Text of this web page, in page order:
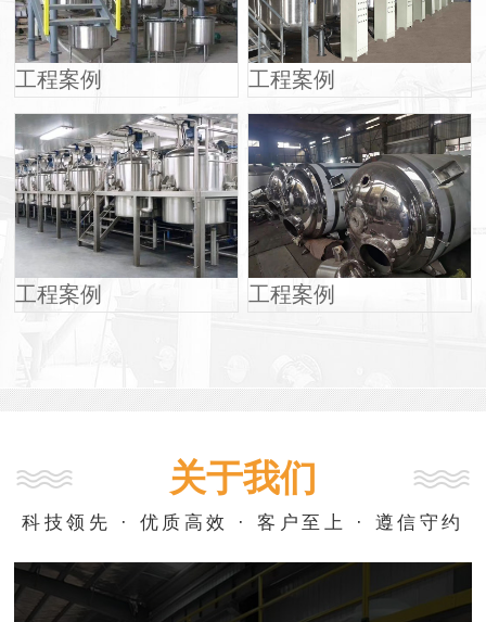
工程案例 工程案例
工程案例 工程案例
关于我们
科技领先 · 优质高效 · 客户至上 · 遵信守约